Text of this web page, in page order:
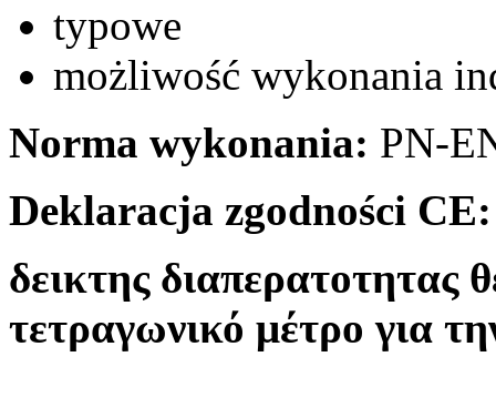
typowe
możliwość wykonania
Norma wykonania: PN-
Deklaracja zgodności CE:
δεικτης διαπερατοτητας
τετραγωνικό μέτρο για